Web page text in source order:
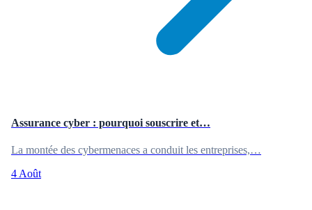
Assurance cyber : pourquoi souscrire et…
La montée des cybermenaces a conduit les entreprises,…
4 Août